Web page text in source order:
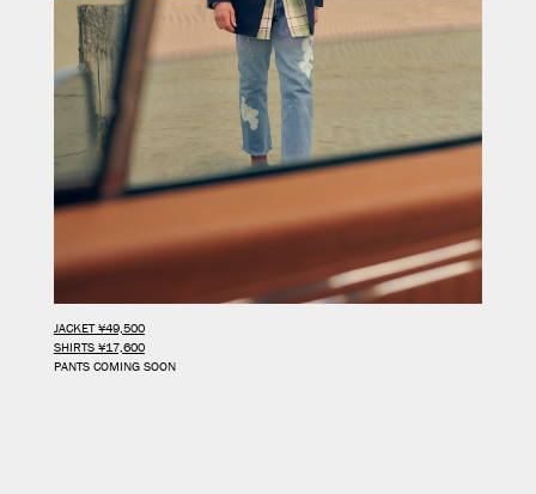
JACKET ¥49,500
SHIRTS ¥17,600
PANTS COMING SOON